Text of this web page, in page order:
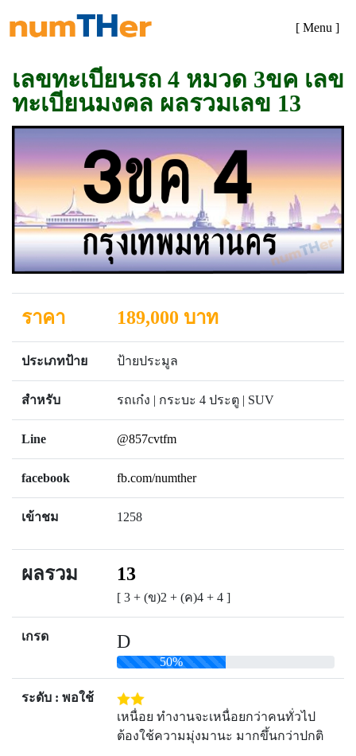
[ Menu ]
เลขทะเบียนรถ 4 หมวด 3ขค เลข
ทะเบียนมงคล ผลรวมเลข 13
ราคา 189,000 บาท
ประเภทป้าย ป้ายประมูล
สำหรับ รถเก๋ง | กระบะ 4 ประตู | SUV
Line @857cvtfm
facebook fb.com/numther
เข้าชม 1258
ผลรวม 13
[ 3 + (ข)2 + (ค)4 + 4 ]
เกรด D
50%
ระดับ : พอใช้
เหนื่อย ทำงานจะเหนื่อยกว่าคนทั่วไป
ต้องใช้ความมุ่งมานะ มากขึ้นกว่าปกติ